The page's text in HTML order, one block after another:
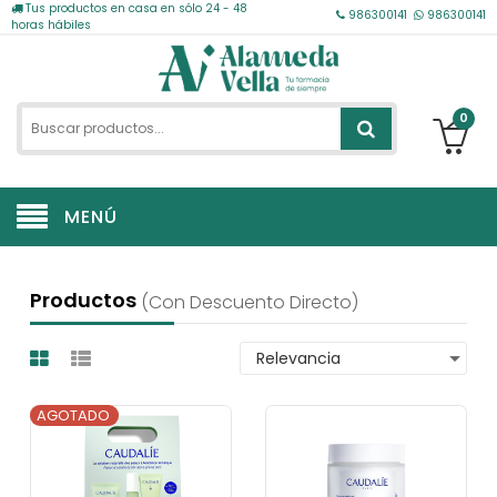
Tus productos en casa en sólo 24 - 48
horas hábiles
986300141 986300141
0
MENÚ
Productos (con Descuento Directo)
AGOTADO